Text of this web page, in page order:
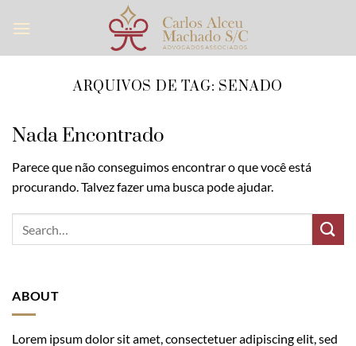
ARQUIVOS DE TAG: SENADO
Nada Encontrado
Parece que não conseguimos encontrar o que você está
procurando. Talvez fazer uma busca pode ajudar.
ABOUT
Lorem ipsum dolor sit amet, consectetuer adipiscing elit, sed